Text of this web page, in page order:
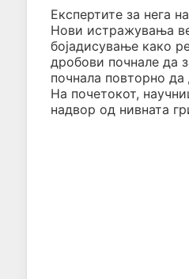
Експертите за нега
Нови истражувања
бојадисување како
дробови почнале да
почнала повторно да
На почетокот,
надвор од нивната